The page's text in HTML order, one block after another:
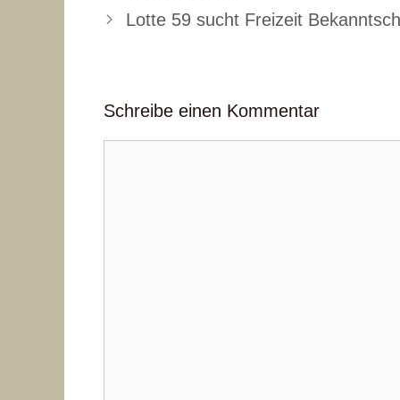
Lotte 59 sucht Freizeit
Schreibe einen Kommentar